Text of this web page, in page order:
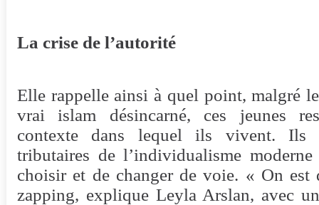
La crise de l’autorité
Elle rappelle ainsi à quel point, malgré
vrai islam désincarné, ces jeunes
contexte dans lequel ils vivent. Ils
tributaires de l’individualisme
choisir et de changer de voie. « On est
zapping, explique Leyla Arslan, avec